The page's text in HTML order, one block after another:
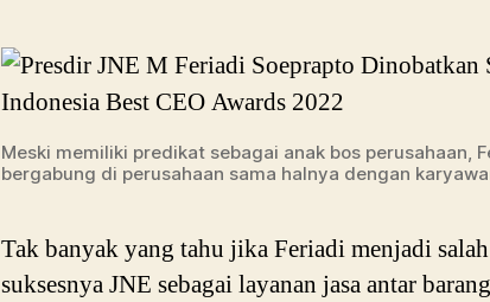
Meski memiliki predikat sebagai anak bos perusahaan,
bergabung di perusahaan sama halnya dengan
Tak banyak yang tahu jika Feriadi menjadi
suksesnya JNE sebagai layanan jasa antar